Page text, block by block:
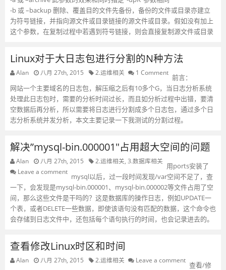
-b 或 –backup 删除、覆盖目的文件先备份，备份的文件或目录亦建立
为符号链接，并指向源文件或目录链接的源文件或目录。假如没有加上
这个参数，在复制过程中若遇到符号链接，则会直接复制源文件或目录
Linux对于大日志包进行分割的N种方法
Alan 八月 27th, 2015 2.运维相关 1 Comment
前言：
网站一个主要域名的日志包，解压缩之后有10多个G，当日志分析系统
处理此日志包时，需要的分析时间过长，而且如分析过程中出错，要清
空数据后再分析，所以需要将日志进行分割成多个日志包，通过多个日
志分析系统并发分析，本文主要记录一下我测试的分割过程。
解决”mysql-bin.000001″占用超大空间的问题
Alan 八月 27th, 2015 2.运维相关 3.数据库相关
Leave a comment
用ports安装了
mysql以后，过一段时间发现/var空间不足了，查
一下，会发现是mysql-bin.000001、mysql-bin.000002等文件占用了空
间，那么这些文件是干吗的？这是数据库的操作日志，例如UPDATE一
个表，或者DELETE一些数据，即使该语句没有匹配的数据，这个命令也
会存储到日志文件中，还包括每个语句执行的时间，也会记录进去的。
查看修改Linux时区和时间
Alan 八月 27th, 2015 2.运维相关 Leave a comment
查看/修